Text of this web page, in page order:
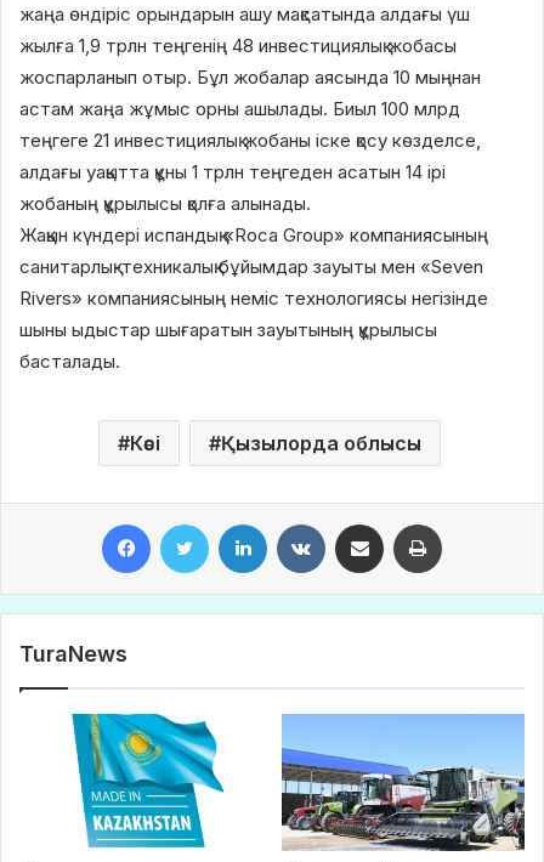
жаңа өндіріс орындарын ашу мақсатында алдағы үш
жылға 1,9 трлн теңгенің 48 инвестициялық жобасы
жоспарланып отыр. Бұл жобалар аясында 10 мыңнан
астам жаңа жұмыс орны ашылады. Биыл 100 млрд
теңгеге 21 инвестициялық жобаны іске қосу көзделсе,
алдағы уақытта құны 1 трлн теңгеден асатын 14 ірі
жобаның құрылысы қолға алынады.
Жақын күндері испандық «Roca Group» компаниясының
санитарлық-техникалық бұйымдар зауыты мен «Seven
Rivers» компаниясының неміс технологиясы негізінде
шыны ыдыстар шығаратын зауытының құрылысы
басталады.
Кәсі Қызылорда облысы
TuraNews